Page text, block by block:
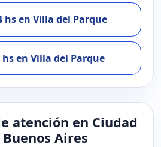
hs en Villa del Parque
hs en Villa del Parque
atención en Ciudad
Aires